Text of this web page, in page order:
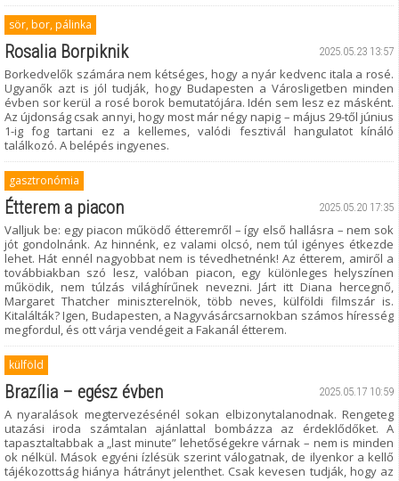
sör, bor, pálinka
2025.05.23 13:57
Rosalia Borpiknik
Borkedvelők számára nem kétséges, hogy a nyár kedvenc itala a rosé.
Ugyanők azt is jól tudják, hogy Budapesten a Városligetben minden
évben sor kerül a rosé borok bemutatójára. Idén sem lesz ez másként.
Az újdonság csak annyi, hogy most már négy napig – május 29-től június
1-ig fog tartani ez a kellemes, valódi fesztivál hangulatot kínáló
találkozó. A belépés ingyenes.
gasztronómia
2025.05.20 17:35
Étterem a piacon
Valljuk be: egy piacon működő étteremről – így első hallásra – nem sok
jót gondolnánk. Az hinnénk, ez valami olcsó, nem túl igényes étkezde
lehet. Hát ennél nagyobbat nem is tévedhetnénk! Az étterem, amiről a
továbbiakban szó lesz, valóban piacon, egy különleges helyszínen
működik, nem túlzás világhírűnek nevezni. Járt itt Diana hercegnő,
Margaret Thatcher miniszterelnök, több neves, külföldi filmszár is.
Kitalálták? Igen, Budapesten, a Nagyvásárcsarnokban számos híresség
megfordul, és ott várja vendégeit a Fakanál étterem.
külföld
2025.05.17 10:59
Brazília – egész évben
A nyaralások megtervezésénél sokan elbizonytalanodnak. Rengeteg
utazási iroda számtalan ajánlattal bombázza az érdeklődőket. A
tapasztaltabbak a „last minute” lehetőségekre várnak – nem is minden
ok nélkül. Mások egyéni ízlésük szerint válogatnak, de ilyenkor a kellő
tájékozottság hiánya hátrányt jelenthet. Csak kevesen tudják, hogy az